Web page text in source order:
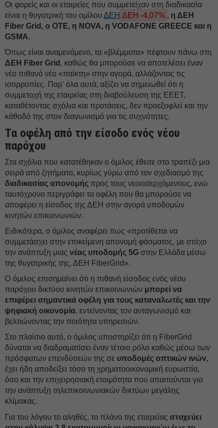
Οι φορείς και οι εταιρείες που συμμετείχαν στη διαδικασία
είναι η θυγατρική του ομίλου ΔΕΗ ΔΕΗ -4,07% , η ΔΕH
Fiber Grid, ο ΟΤΕ, η NOVA, η VODAFONE GREECE και η
GSMA.
Όπως είναι αναμενόμενο, τα «βλέμματα» πέφτουν πάνω στη
ΔΕH Fiber Grid , καθώς θα μπορούσε να αποτελέσει έναν
νέο πιθανό νέο «παίκτη» στην αγορά, αλλάζοντας τις
ισορροπίες. Παρ' όλα αυτά, αξίζει να σημειωθεί ότι η
συμμετοχή της εταιρείας στη διαβούλευση της ΕΕΕΤ,
καταθέτοντας σχόλια και προτάσεις, δεν προεξοφλεί και την
κάθοδό της στον διαγωνισμό για τις συχνότητες.
Τα οφέλη από την είσοδο ενός νέου
παρόχου
Στα σχόλια που κατατέθηκαν ο όμιλος έθεσε στο τραπέζι μια
σειρά από ζητήματα, κυρίως γύρω από τον σχεδιασμό της
διαδικασίας απονομής προς τους νεοεισερχόμενους, ενώ
ταυτόχρονα περιγράφει τα οφέλη που θα μπορούσε να
αποφέρει η είσοδος της ΔΕH στην αγορά υποδομών
κινητών επικοινωνιών.
Ειδικότερα, ο όμιλος αναφέρει πως «προτίθεται να
συμμετάσχει στην επικείμενη απονομή φάσματος, με στόχο
την ανάπτυξη μιας νέας υποδομής 5G στην Ελλάδα μέσω
της θυγατρικής της, ΔΕH FiberGrid».
Ο όμιλος επισημαίνει ότι η πιθανή είσοδος ενός νέου
παρόχου δικτύου κινητών επικοινωνιών μπορεί να
επιφέρει σημαντικά οφέλη για τους καταναλωτές και την
ψηφιακή οικονομία, εντείνοντας τον ανταγωνισμό και
βελτιώνοντας την ποιότητα υπηρεσιών.
Στο πλαίσιο αυτό, ο όμιλος υποστηρίζει ότι η FiberGrid
δύναται να διαδραματίσει έναν τέτοιο ρόλο καθώς μέσω των
πρόσφατων επενδύσεών της σε υποδομές οπτικών ινών,
έχει ήδη αποδείξει τόσο τη χρηματοοικονομική ευρωστία,
όσο και την επιχειρησιακή ετοιμότητα που απαιτούνται για
την ανάπτυξη τηλεπικοινωνιακών δικτύων μεγάλης
κλίμακας.
Για του λόγου το αληθές, το πλάνο της εταιρείας στοχεύει